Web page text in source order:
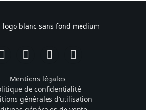
FacebookInstagramTikTok YouTube
Mentions légales
de confidentialité
générales d’utilisation